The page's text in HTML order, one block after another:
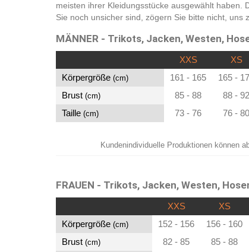
meisten ihrer Kleidungsstücke ausgewählt haben.
Sie noch unsicher sind, zögern Sie bitte nicht, uns
MÄNNER - Trikots, Jacken, Westen,
XXS XS
Kundenindividuelle Produktionen können
Körpergröße (cm) 161 - 165 165 -
Brust (cm) 85 - 88 88 - 92
Taille (cm) 73 - 76 76 - 80
FRAUEN - Trikots, Jacken, Westen,
XXS XS
Körpergröße (cm) 152 - 156 156 - 160
Brust (cm) 82 - 85 85 - 88